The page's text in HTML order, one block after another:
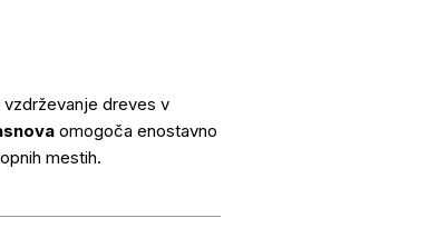
vzdrževanje dreves v
omogoča enostavno
mestih.